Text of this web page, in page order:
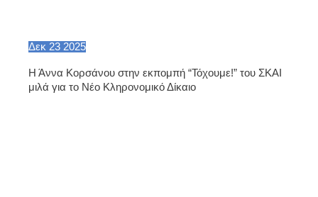
Δεκ 23 2025
Η Άννα Κορσάνου στην εκπομπή “Τόχουμε!” του ΣΚΑΙ
μιλά για το Νέο Κληρονομικό Δίκαιο